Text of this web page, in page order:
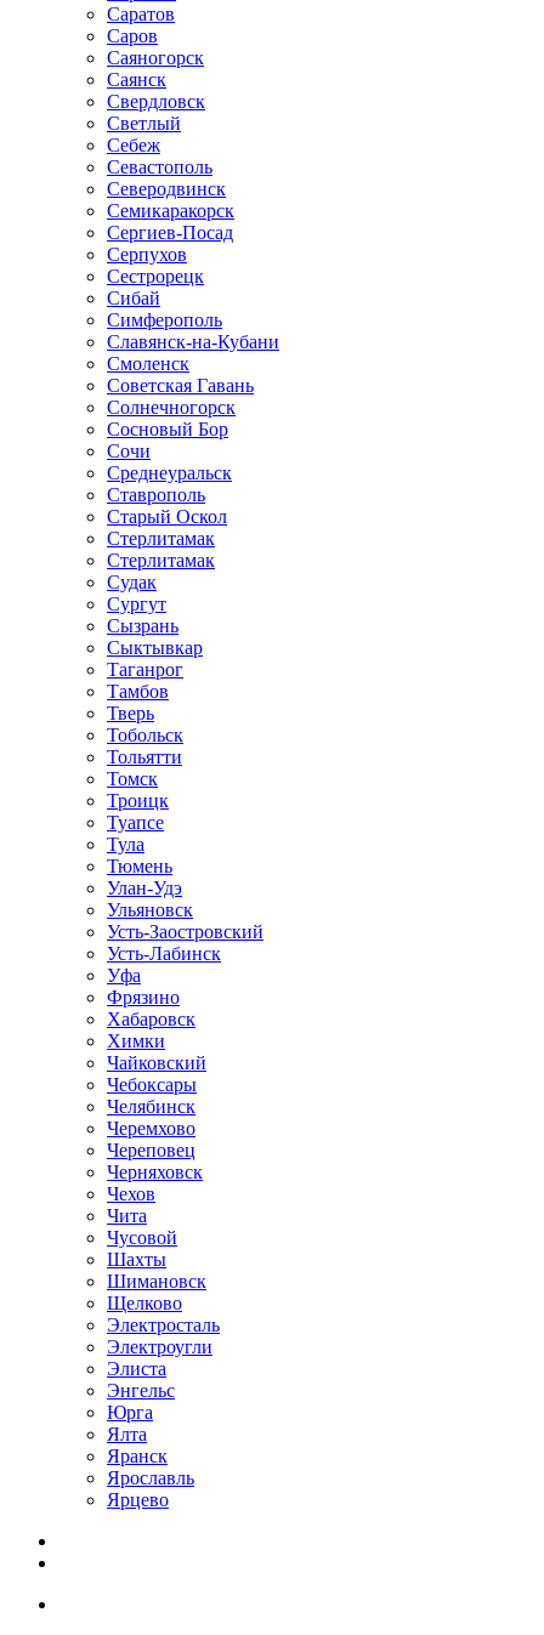
Саратов
Саров
Саяногорск
Саянск
Свердловск
Светлый
Себеж
Севастополь
Северодвинск
Семикаракорск
Сергиев-Посад
Серпухов
Сестрорецк
Сибай
Симферополь
Славянск-на-Кубани
Смоленск
Советская Гавань
Солнечногорск
Сосновый Бор
Сочи
Среднеуральск
Ставрополь
Старый Оскол
Стерлитамак
Стерлитамак
Судак
Сургут
Сызрань
Сыктывкар
Таганрог
Тамбов
Тверь
Тобольск
Тольятти
Томск
Троицк
Туапсе
Тула
Тюмень
Улан-Удэ
Ульяновск
Усть-Заостровский
Усть-Лабинск
Уфа
Фрязино
Хабаровск
Химки
Чайковский
Чебоксары
Челябинск
Черемхово
Череповец
Черняховск
Чехов
Чита
Чусовой
Шахты
Шимановск
Щелково
Электросталь
Электроугли
Элиста
Энгельс
Юрга
Ялта
Яранск
Ярославль
Ярцево